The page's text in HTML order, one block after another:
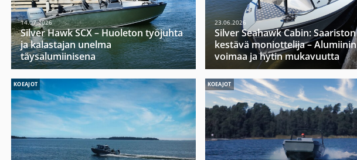
14.07.2026
Silver Hawk SCX – Huoleton työjuhta
ja kalastajan unelma
täysalumiinisena
23.06.2026
Silver Seahawk Cabin: Saariston
kestävä moniottelija – Alumiinin
voimaa ja hytin mukavuutta
KOEAJOT KOEAJOT